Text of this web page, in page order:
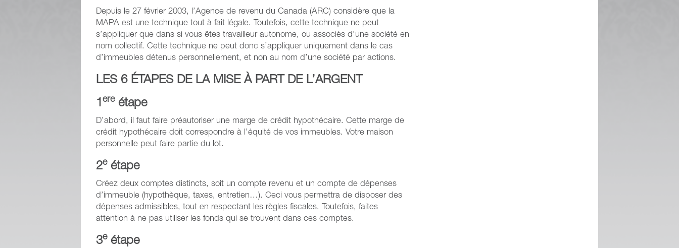
Depuis le 27 février 2003, l’Agence de revenu du Canada (ARC) considère que la
MAPA est une technique tout à fait légale. Toutefois, cette technique ne peut
s’appliquer que dans si vous êtes travailleur autonome, ou associés d’une société en
nom collectif. Cette technique ne peut donc s’appliquer uniquement dans le cas
d’immeubles détenus personnellement, et non au nom d’une société par actions.
LES 6 ÉTAPES DE LA MISE À PART DE L’ARGENT
1ereétape
D’abord, il faut faire préautoriser une marge de crédit hypothécaire. Cette marge de
crédit hypothécaire doit correspondre à l’équité de vos immeubles. Votre maison
personnelle peut faire partie du lot.
2eétape
Créez deux comptes distincts, soit un compte revenu et un compte de dépenses
d’immeuble (hypothèque, taxes, entretien…). Ceci vous permettra de disposer des
dépenses admissibles, tout en respectant les règles fiscales. Toutefois, faites
attention à ne pas utiliser les fonds qui se trouvent dans ces comptes.
3eétape